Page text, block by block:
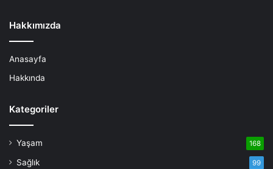
Hakkımızda
Anasayfa
Hakkında
Kategoriler
Yaşam 168
Sağlık 99